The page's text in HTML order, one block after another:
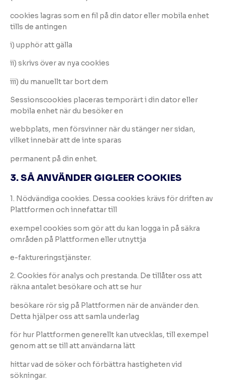
cookies lagras som en fil på din dator eller mobila enhet
tills de antingen
i) upphör att gälla
ii) skrivs över av nya cookies
iii) du manuellt tar bort dem
Sessionscookies placeras temporärt i din dator eller
mobila enhet när du besöker en
webbplats, men försvinner när du stänger ner sidan,
vilket innebär att de inte sparas
permanent på din enhet.
3. SÅ ANVÄNDER GIGLEER COOKIES
1. Nödvändiga cookies. Dessa cookies krävs för driften av
Plattformen och innefattar till
exempel cookies som gör att du kan logga in på säkra
områden på Plattformen eller utnyttja
e-faktureringstjänster.
2. Cookies för analys och prestanda. De tillåter oss att
räkna antalet besökare och att se hur
besökare rör sig på Plattformen när de använder den.
Detta hjälper oss att samla underlag
för hur Plattformen generellt kan utvecklas, till exempel
genom att se till att användarna lätt
hittar vad de söker och förbättra hastigheten vid
sökningar.